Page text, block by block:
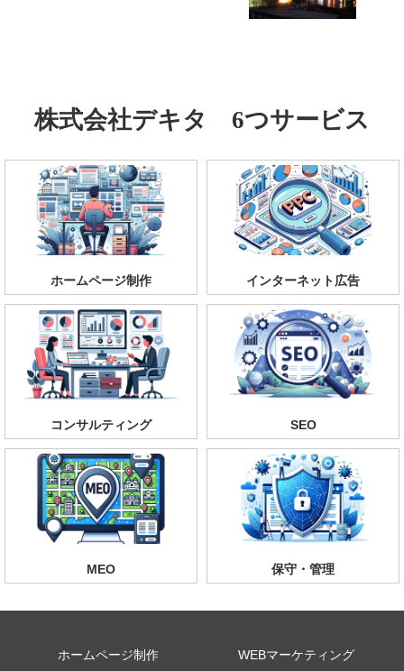
株式会社デキタ 6つサービス
ホームページ制作 インターネット広告
コンサルティング SEO
MEO 保守・管理
ホームページ制作 WEBマーケティング